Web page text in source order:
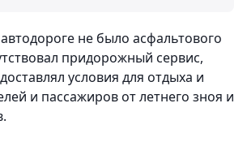
не было асфальтового
придорожный сервис,
условия для отдыха и
и пассажиров от летнего зноя и